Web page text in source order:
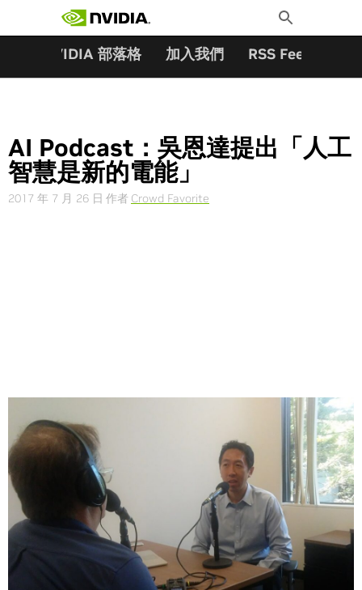
Toggle
Search
NVIDIA 部落格 加入我們 RSS Feeds
AI Podcast：吳恩達提出「人工
智慧是新的電能」
2017 年 7 月 26 日 作者 Crowd Favorite
Share
紫色襯衫、髮型、貓咪，這三者間有什麼關聯性？按照吳恩
達的說法，隨著人工智慧在我們的生活裡能見度日漸增加，